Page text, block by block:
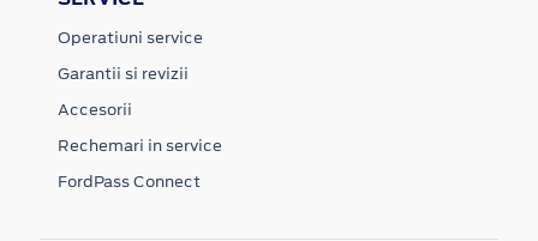
Operatiuni service
Garantii si revizii
Accesorii
Rechemari in service
FordPass Connect